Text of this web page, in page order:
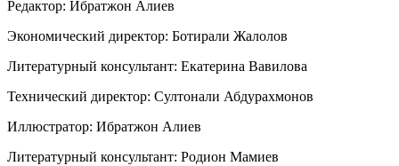
Редактор: Ибратжон Алиев
Экономический директор: Ботирали Жалолов
Литературный консультант: Екатерина Вавилова
Технический директор: Султонали Абдурахмонов
Иллюстратор: Ибратжон Алиев
Литературный консультант: Родион Мамиев